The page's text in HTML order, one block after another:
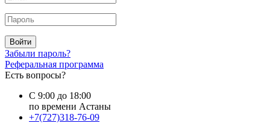
Войти
Забыли пароль?
Реферальная программа
Есть вопросы?
С 9:00 до 18:00
по времени Астаны
+7(727)318-76-09